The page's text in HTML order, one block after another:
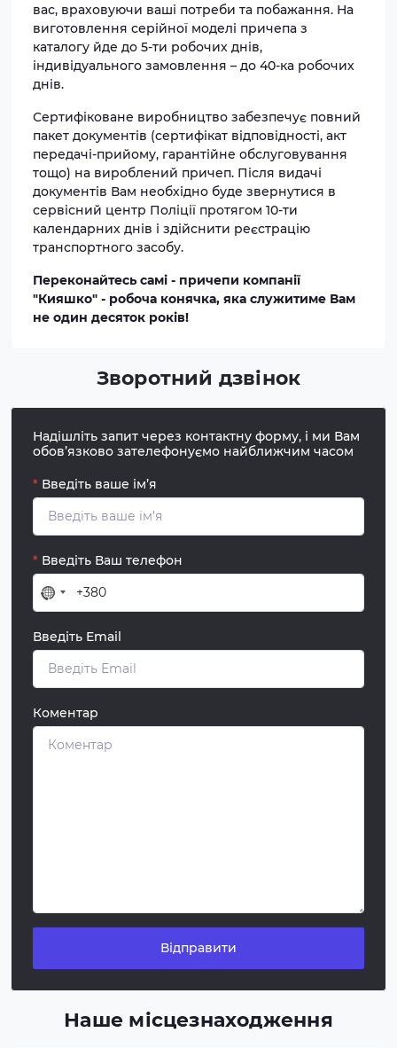
вас, враховуючи ваші потреби та побажання. На
виготовлення серійної моделі причепа з
каталогу йде до 5-ти робочих днів,
індивідуального замовлення – до 40-ка робочих
днів.
Сертифіковане виробництво забезпечує повний
пакет документів (сертифікат відповідності, акт
передачі-прийому, гарантійне обслуговування
тощо) на вироблений причеп. Після видачі
документів Вам необхідно буде звернутися в
сервісний центр Поліції протягом 10-ти
календарних днів і здійснити реєстрацію
транспортного засобу.
Переконайтесь самі - причепи компанії
"Кияшко" - робоча конячка, яка служитиме Вам
не один десяток років!
Зворотний дзвінок
Надішліть запит через контактну форму, і ми Вам
обов’язково зателефонуємо найближчим часом
* Введіть ваше ім’я
* Введіть Ваш телефон
Країну
не
обрано
Введіть Email
Коментар
Відправити
Наше місцезнаходження